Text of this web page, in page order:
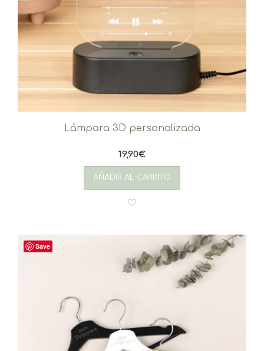
Lámpara 3D personalizada
19,90€
AÑADIR AL CARRITO
Save